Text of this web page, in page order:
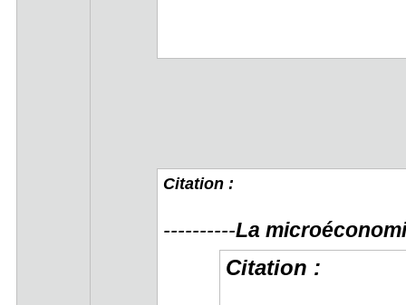
Citation :
----------La
Citation :